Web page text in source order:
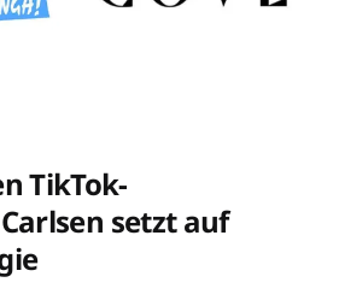
TikTok-
setzt auf